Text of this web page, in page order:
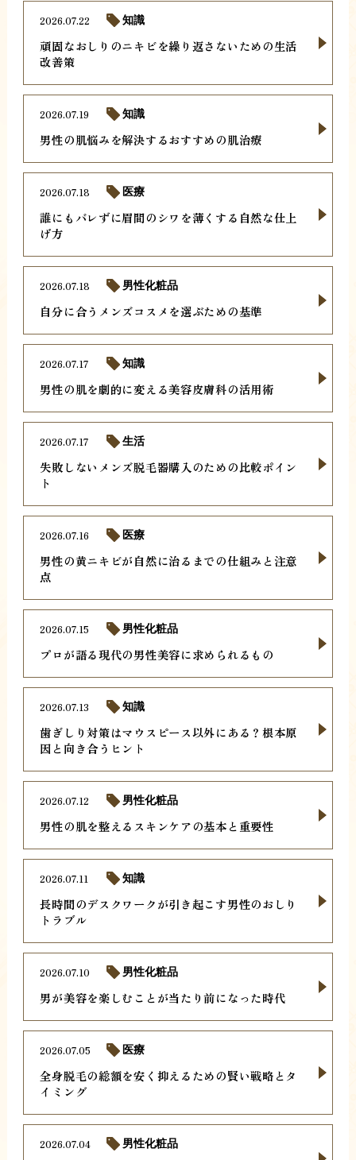
頑固なおしりのニキビを繰り返さないための生活
改善策
2026.07.22 知識
男性の肌悩みを解決するおすすめの肌治療
2026.07.19 知識
誰にもバレずに眉間のシワを薄くする自然な仕上
げ方
2026.07.18 医療
自分に合うメンズコスメを選ぶための基準
2026.07.18 男性化粧品
男性の肌を劇的に変える美容皮膚科の活用術
2026.07.17 知識
失敗しないメンズ脱毛器購入のための比較ポイン
ト
2026.07.17 生活
男性の黄ニキビが自然に治るまでの仕組みと注意
点
2026.07.16 医療
プロが語る現代の男性美容に求められるもの
2026.07.15 男性化粧品
歯ぎしり対策はマウスピース以外にある？根本原
因と向き合うヒント
2026.07.13 知識
男性の肌を整えるスキンケアの基本と重要性
2026.07.12 男性化粧品
長時間のデスクワークが引き起こす男性のおしり
トラブル
2026.07.11 知識
男が美容を楽しむことが当たり前になった時代
2026.07.10 男性化粧品
全身脱毛の総額を安く抑えるための賢い戦略とタ
イミング
2026.07.05 医療
2026.07.04 男性化粧品